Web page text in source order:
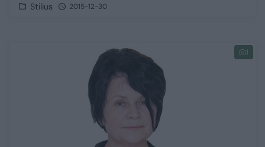
Stilius 2015-12-30
1